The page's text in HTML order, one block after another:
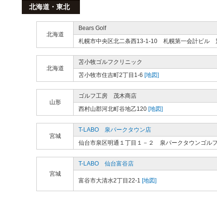
北海道・東北
北海道
Bears Golf
札幌市中央区北二条西13-1-10 札幌第一会計ビル
北海道
苫小牧ゴルフクリニック
苫小牧市住吉町2丁目1-6 [地図]
山形
ゴルフ工房 茂木商店
西村山郡河北町谷地乙120 [地図]
宮城
T-LABO 泉パークタウン店
仙台市泉区明通１丁目１－２ 泉パークタウンゴル
宮城
T-LABO 仙台富谷店
富谷市大清水2丁目22-1 [地図]